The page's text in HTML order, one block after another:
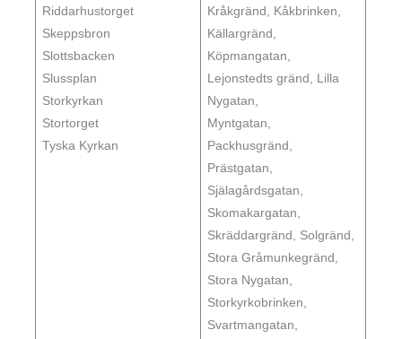
Riddarhustorget
Skeppsbron
Slottsbacken
Slussplan
Storkyrkan
Stortorget
Tyska Kyrkan
Kråkgränd, Kåkbrinken,
Källargränd,
Köpmangatan,
Lejonstedts gränd, Lilla
Nygatan,
Myntgatan,
Packhusgränd,
Prästgatan,
Själagårdsgatan,
Skomakargatan,
Skräddargränd, Solgränd,
Stora Gråmunkegränd,
Stora Nygatan,
Storkyrkobrinken,
Svartmangatan,